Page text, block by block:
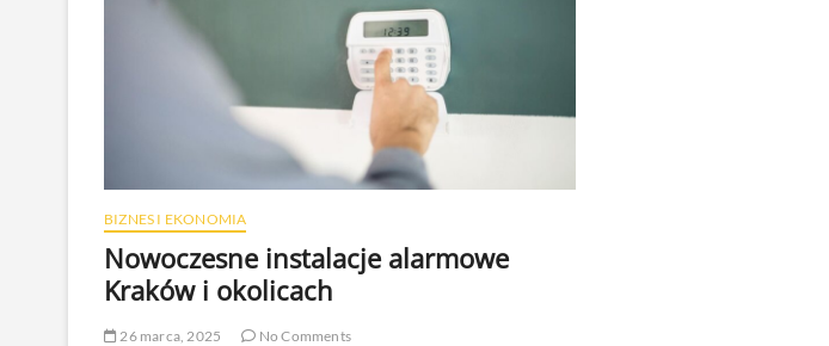
BIZNES I EKONOMIA
Nowoczesne instalacje alarmowe
Kraków i okolicach
26 marca, 2025
No Comments